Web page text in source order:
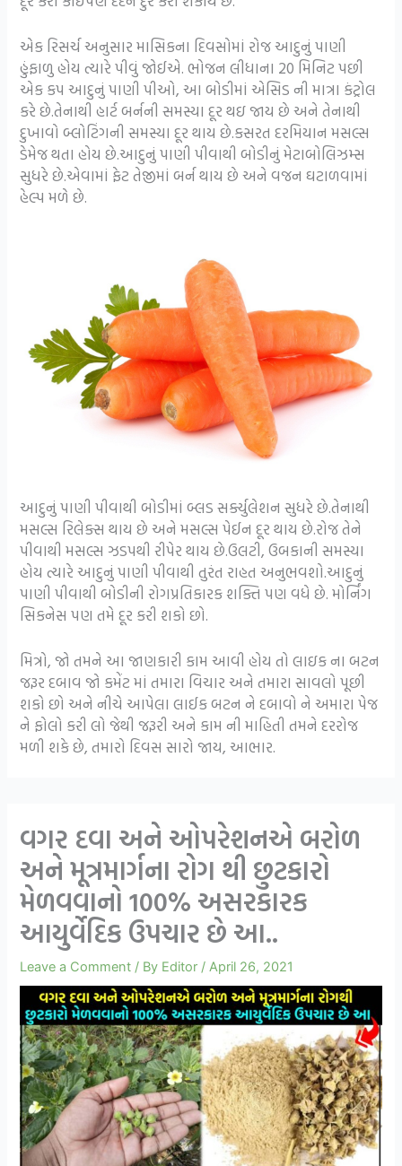
એક રિસર્ચ અનુસાર માસિકના દિવસોમાં રોજ આદુનું પાણી
હુંફાળુ હોય ત્યારે પીવું જોઈએ. ભોજન લીધાના 20 મિનિટ પછી
એક કપ આદુનું પાણી પીઓ, આ બોડીમાં એસિડ ની માત્રા કંટ્રોલ
કરે છે.તેનાથી હાર્ટ બર્નની સમસ્યા દૂર થઇ જાય છે અને તેનાથી
દુખાવો બ્લોટિંગની સમસ્યા દૂર થાય છે.કસરત દરમિયાન મસલ્સ
ડેમેજ થતા હોય છે.આદુનું પાણી પીવાથી બોડીનું મેટાબોલિઝમ્સ
સુધરે છે.એવામાં ફેટ તેજીમાં બર્ન થાય છે અને વજન ઘટાળવામાં
હેલ્પ મળે છે.
આદુનું પાણી પીવાથી બોડીમાં બ્લડ સર્ક્યુલેશન સુધરે છે.તેનાથી
મસલ્સ રિલેક્સ થાય છે અને મસલ્સ પેઈન દૂર થાય છે.રોજ તેને
પીવાથી મસલ્સ ઝડપથી રીપેર થાય છે.ઉલટી, ઉબકાની સમસ્યા
હોય ત્યારે આદુનું પાણી પીવાથી તુરંત રાહત અનુભવશો.આદુનું
પાણી પીવાથી બોડીની રોગપ્રતિકારક શક્તિ પણ વધે છે. મોર્નિંગ
સિકનેસ પણ તમે દૂર કરી શકો છો.
મિત્રો, જો તમને આ જાણકારી કામ આવી હોય તો લાઇક ના બટન
જરૂર દબાવ જો કમેંટ માં તમારા વિચાર અને તમારા સાવલો પૂછી
શકો છો અને નીચે આપેલા લાઈક બટન ને દબાવો ને અમારા પેજ
ને ફોલો કરી લો જેથી જરૂરી અને કામ ની માહિતી તમને દરરોજ
મળી શકે છે, તમારો દિવસ સારો જાય, આભાર.
વગર દવા અને ઓપરેશનએ બરોળ
અને મૂત્રમાર્ગના રોગ થી છુટકારો
મેળવવાનો 100% અસરકારક
આયુર્વેદિક ઉપચાર છે આ..
Leave a Comment / By Editor /April 26, 2021